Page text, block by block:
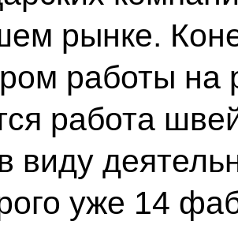
рынке.
работы на
работа
виду
уже 14